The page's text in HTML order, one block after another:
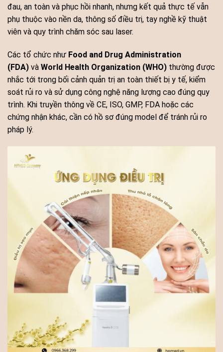
đau, an toàn và phục hồi nhanh, nhưng kết quả thực tế vẫn
phụ thuộc vào nền da, thông số điều trị, tay nghề kỹ thuật
viên và quy trình chăm sóc sau laser.
Các tổ chức như Food and Drug Administration
(FDA) và World Health Organization (WHO) thường được
nhắc tới trong bối cảnh quản trị an toàn thiết bị y tế, kiểm
soát rủi ro và sử dụng công nghệ năng lượng cao đúng quy
trình. Khi truyền thông về CE, ISO, GMP, FDA hoặc các
chứng nhận khác, cần có hồ sơ đúng model để tránh rủi ro
pháp lý.